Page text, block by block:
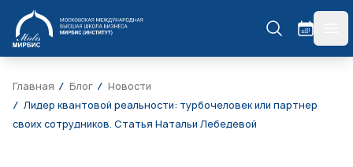
МИРБИС
Главная Блог
Новости
Лидер квантовой реальности: турбочеловек или партнер
своих сотрудников. Статья Натальи Лебедевой